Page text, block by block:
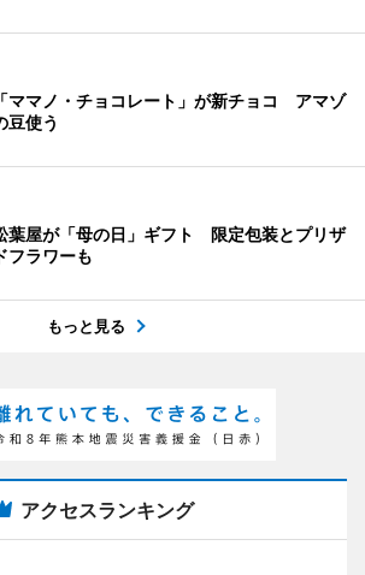
ママノ・チョコレート」が新チョコ アマゾ
豆使う
葉屋が「母の日」ギフト 限定包装とプリザ
フラワーも
もっと見る
アクセスランキング